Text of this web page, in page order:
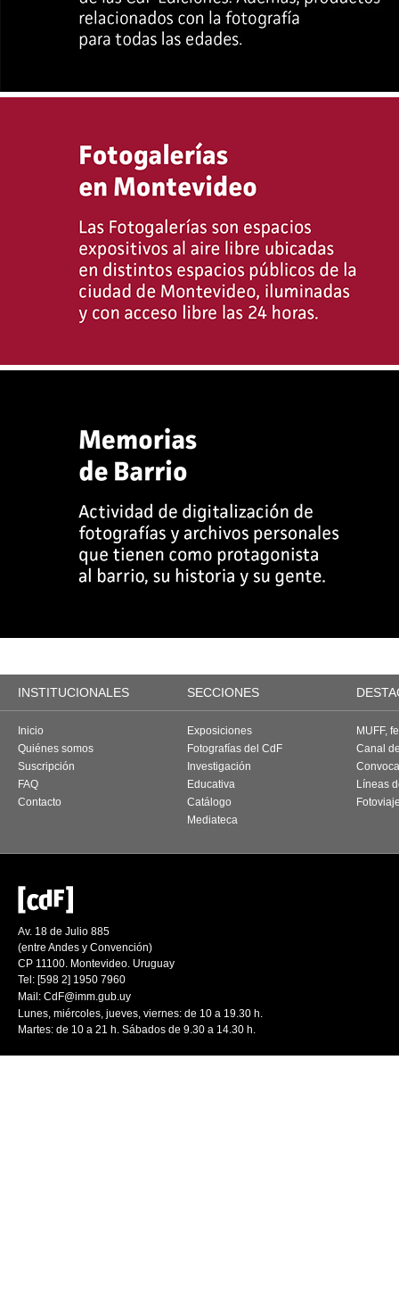
INSTITUCIONALES SECCIONES
Inicio
Quiénes somos
Suscripción
FAQ
Contacto
Exposiciones
Fotografías del CdF
Investigación
Educativa
Catálogo
Mediateca
MUFF,
Canal
Líneas
Av. 18 de Julio 885
(entre Andes y Convención)
CP 11100. Montevideo. Uruguay
Tel: [598 2] 1950 7960
Mail: CdF@imm.gub.uy
Lunes, miércoles, jueves, viernes: de 10 a 19.30 h.
Martes: de 10 a 21 h. Sábados de 9.30 a 14.30 h.